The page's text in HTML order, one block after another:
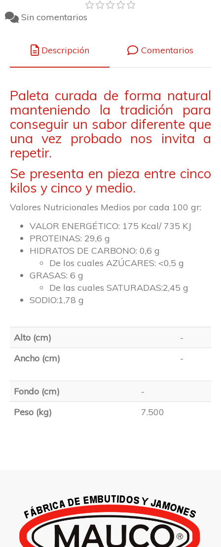
Sin comentarios
Descripción Comentarios
Paleta curada de forma natural
manteniendo la tradición para
conseguir un sabor diferente que
una vez probado nos invita a
repetir.
Se presenta en pieza entre cinco
kilos y cinco y medio.
Valores Nutricionales Medios por cada 100 gr:
VALOR ENERGÉTICO: 175 Kcal/ 735 KJ
PROTEINAS: 29,6 g
HIDRATOS DE CARBONO: 0,6 g
De los cuales AZÚCARES: <0,5 g
GRASAS: 6 g
De las cuales SATURADAS:2,45 g
SODIO:1,78 g
Alto (cm)
-
Ancho (cm)
-
Fondo (cm)
-
Peso (kg)
7.500